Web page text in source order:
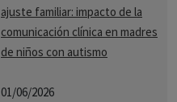
ajuste familiar: impacto de la
comunicación clínica en madres
de niños con autismo
01/06/2026